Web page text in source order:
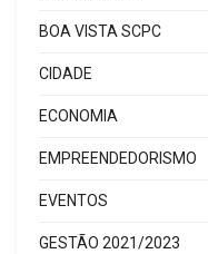
BOA VISTA SCPC
CIDADE
ECONOMIA
EMPREENDEDORISMO
EVENTOS
GESTÃO 2021/2023